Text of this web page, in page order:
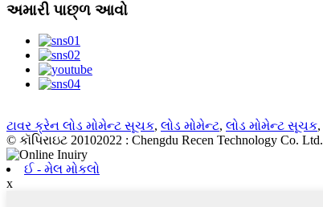
અમારી પાછ્ળ આવો
ટાવર ક્રેન લોડ મોમેન્ટ સૂચક, લોડ મોમેન્ટ, લોડ મોમેન્ટ સૂચક,
© કૉપિરાઇટ 20102022 : Chengdu Recen Technology Co. Ltd.
ઈ - મેલ મોકલો
x